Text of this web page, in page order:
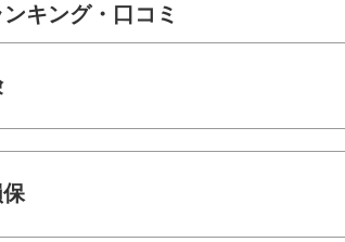
キング・口コミ